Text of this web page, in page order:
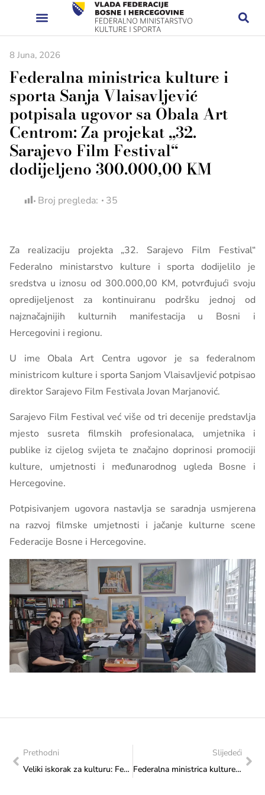
8 Juna, 2026
Federalna ministrica kulture i
sporta Sanja Vlaisavljević
potpisala ugovor sa Obala Art
Centrom: Za projekat „32.
Sarajevo Film Festival“
dodijeljeno 300.000,00 KM
Broj pregleda: 35
Za realizaciju projekta „32. Sarajevo Film Festival“
Federalno ministarstvo kulture i sporta dodijelilo je
sredstva u iznosu od 300.000,00 KM, potvrđujući svoju
opredijeljenost za kontinuiranu podršku jednoj od
najznačajnijih kulturnih manifestacija u Bosni i
Hercegovini i regionu.
U ime Obala Art Centra ugovor je sa federalnom
ministricom kulture i sporta Sanjom Vlaisavljević potpisao
direktor Sarajevo Film Festivala Jovan Marjanović.
Sarajevo Film Festival već više od tri decenije predstavlja
mjesto susreta filmskih profesionalaca, umjetnika i
publike iz cijelog svijeta te značajno doprinosi promociji
kulture, umjetnosti i međunarodnog ugleda Bosne i
Hercegovine.
Potpisivanjem ugovora nastavlja se saradnja usmjerena
na razvoj filmske umjetnosti i jačanje kulturne scene
Federacije Bosne i Hercegovine.
Prethodni
Veliki iskorak za kulturu: Federalno ministarstvo kulture i sporta osiguralo 40.000 KM Narodnom pozorištu Sarajevo za unapređenje rada Opere i Baleta
Slijedeći
Federalna ministrica kulture i sporta Sanja Vlaisavljević potpisala ugovor sa Islamskom zajednicom u Bosni i Hercegovini – Muftijstvom sarajevskim